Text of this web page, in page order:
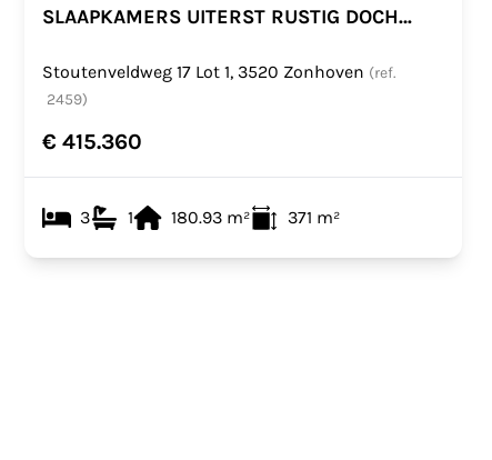
SLAAPKAMERS UITERST RUSTIG DOCH
Stoutenveldweg 17 Lot 1, 3520 Zonhoven (ref.
2459)
€ 415.360
3 1 180.93 m² 371 m²